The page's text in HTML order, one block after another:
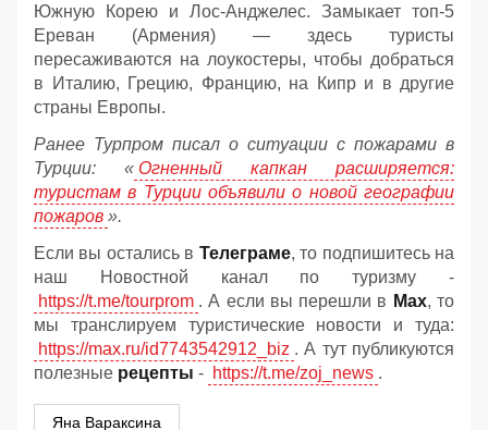
Южную Корею и Лос-Анджелес. Замыкает топ-5
Ереван (Армения) — здесь туристы
пересаживаются на лоукостеры, чтобы добраться
в Италию, Грецию, Францию, на Кипр и в другие
страны Европы.
Ранее Турпром писал о ситуации с пожарами в
Турции: « Огненный капкан расширяется:
туристам в Турции объявили о новой географии
пожаров ».
Если вы остались в Телеграме, то подпишитесь на
наш Новостной канал по туризму -
https://t.me/tourprom . А если вы перешли в Мах, то
мы транслируем туристические новости и туда:
https://max.ru/id7743542912_biz . А тут публикуются
полезные рецепты - https://t.me/zoj_news .
Яна Вараксина